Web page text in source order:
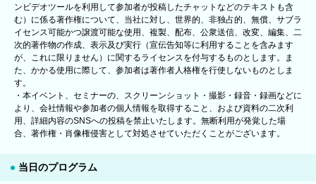
ンビデオツールを利用して参加者が投稿したチャットなどのテキストも含
む）に係る著作権について、当社に対し、世界的、非独占的、無償、サブラ
イセンス可能かつ譲渡可能な使用、複製、配布、公衆送信、改変、編集、二
次的著作物の作成、表示及び実行（宣伝告知等に利用することを含みます
が、これに限りません）に関するライセンスを付与するものとします。ま
た、かかる使用に際して、参加者は著作者人格権を行使しないものとしま
す。
・本イベント、セミナーの、スクリーンショット・撮影・録音・録画などに
より、会社情報や参加者の個人情報を取得すること、および資料の二次利
用、詳細内容のSNSへの投稿を禁止いたします。無断利用が発覚した場
合、著作権・肖像権侵害として対処させていただくことがございます。
当日のプログラム